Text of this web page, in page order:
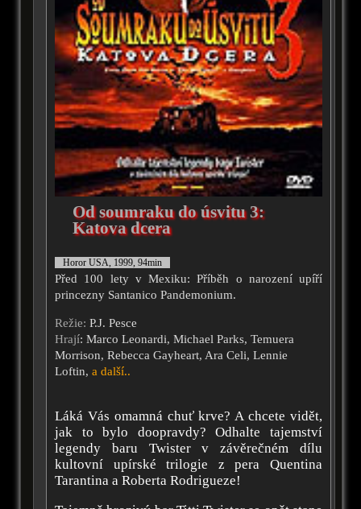
Od soumraku do úsvitu 3:
Katova dcera
Horor USA, 1999, 94min
Před 100 lety v Mexiku: Příběh o narození upíří
princezny Santanico Pandemonium.
Režie: P.J. Pesce
Hrají: Marco Leonardi, Michael Parks, Temuera
Morrison, Rebecca Gayheart, Ara Celi, Lennie
Loftin, a další..
Láká Vás omamná chuť krve? A chcete vidět,
jak to bylo doopravdy? Odhalte tajemství
legendy baru Twister v závěrečném dílu
kultovní upírské trilogie z pera Quentina
Tarantina a Roberta Rodrigueze!